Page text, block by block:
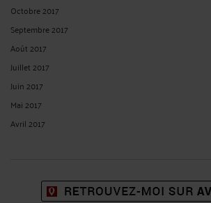
Octobre 2017
Septembre 2017
Août 2017
Juillet 2017
Juin 2017
Mai 2017
Avril 2017